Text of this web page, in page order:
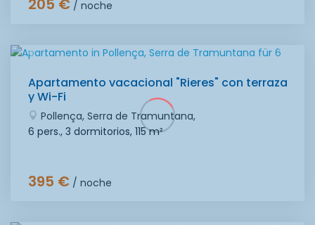
205 € / noche
Apartamento vacacional "Rieres" con terraza
y Wi-Fi
Pollença, Serra de Tramuntana,
6 pers., 3 dormitorios, 115 m²
395 € / noche